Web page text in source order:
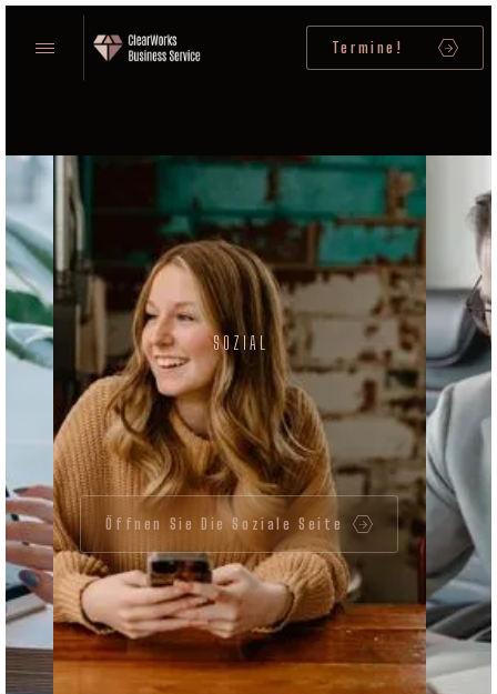
Termine!
SOZIAL
Öffnen Sie Die Soziale Seite